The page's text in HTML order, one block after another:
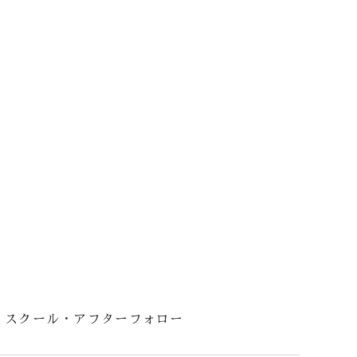
スクール・アフターフォロー